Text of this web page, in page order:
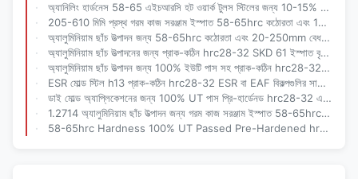
অ্যানিলিং হার্ডনেস 58-65 এইচআরসি হট ওয়ার্ক টুলস স্টিলের জন্য 10-15% এবং দীর্ঘস্থায়ী ছাঁচ সরঞ্জামগুলির জন্য প্রাক-কঠিন hrc28-32
205-610 মিমি প্রস্থ গরম কাজ সরঞ্জাম ইস্পাত 58-65hrc কঠোরতা এবং 100% UT চাহিদা মোল্ড ফ্যাব্রিকেশন জন্য পাস
অ্যালুমিনিয়াম ছাঁচ উত্পাদন জন্য 58-65hrc কঠোরতা এবং 20-250mm বেধ সঙ্গে গরম কাজ টুল ইস্পাত
অ্যালুমিনিয়াম ছাঁচ উত্পাদনের জন্য প্রাক-কঠিন hrc28-32 SKD 61 ইস্পাত বৃত্তাকার বার 20-250 মিমি বেধের সাথে
অ্যালুমিনিয়াম ছাঁচ উত্পাদন জন্য 100% ইউটি পাস সহ প্রাক-কঠিন hrc28-32 1.2714 হট ওয়ার্ক টুল স্টিল
ESR মোল্ড স্টিল h13 প্রাক-কঠিন hrc28-32 ESR বা EAF বিকল্পগুলির সাথে অ্যালুমিনিয়াম ছাঁচ উত্পাদনের জন্য
ডাই মোল্ড অ্যাপ্লিকেশনের জন্য 100% UT পাস প্রি-হার্ডেনড hrc28-32 এবং EAF LF VD ESR মেল্টিং রুট সহ হট ওয়ার্ক টুল স্টিল
1.2714 অ্যালুমিনিয়াম ছাঁচ উত্পাদন জন্য গরম কাজ সরঞ্জাম ইস্পাত 58-65hrc এবং 100% UT D / দিন পাস সঙ্গে Annealing কঠোরতা সঙ্গে
58-65hrc Hardness 100% UT Passed Pre-Hardened hrc28-32 Hot Work Tool Steel For Aluminum Mold Production